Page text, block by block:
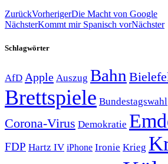
ZurückVorherigerDie Macht von Google
NächsterKommt mir Spanisch vorNächster
Schlagwörter
AfD Apple Auszug Bahn
Brettspiele Bundestagswahl
Corona-Virus Demokratie
FDP Hartz IV iPhone Ironie Krieg